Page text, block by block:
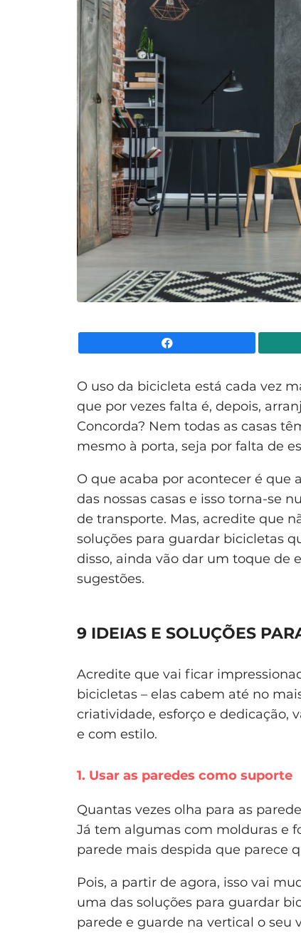
O uso da bicicleta está cada vez
que por vezes falta é, depois,
Concorda? Nem todas as casas
mesmo à porta, seja por falta de
O que acaba por acontecer é que
das nossas casas e isso torna-se
de transporte. Mas, acredite que
soluções para guardar bicicletas
disso, ainda vão dar um toque de
sugestões.
9 IDEIAS E SOLUÇÕES
Acredite que vai ficar
bicicletas – elas cabem até no
criatividade, esforço e dedicação,
e com estilo.
1. Usar as paredes como suporte
Quantas vezes olha para as
Já tem algumas com molduras e
parede mais despida que parece
Pois, a partir de agora, isso vai
uma das soluções para guardar
parede e guarde na vertical o seu